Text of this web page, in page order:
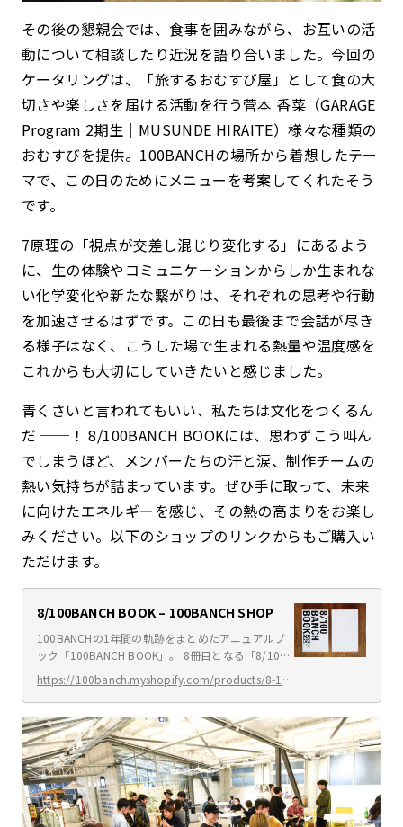
その後の懇親会では、食事を囲みながら、お互いの活
動について相談したり近況を語り合いました。今回の
ケータリングは、「旅するおむすび屋」として食の大
切さや楽しさを届ける活動を行う菅本 香菜（GARAGE
Program 2期生｜MUSUNDE HIRAITE）様々な種類の
おむすびを提供。100BANCHの場所から着想したテー
マで、この日のためにメニューを考案してくれたそう
です。
7原理の「視点が交差し混じり変化する」にあるよう
に、生の体験やコミュニケーションからしか生まれな
い化学変化や新たな繋がりは、それぞれの思考や行動
を加速させるはずです。この日も最後まで会話が尽き
る様子はなく、こうした場で生まれる熱量や温度感を
これからも大切にしていきたいと感じました。
青くさいと言われてもいい、私たちは文化をつくるん
だ ──！ 8/100BANCH BOOKには、思わずこう叫ん
でしまうほど、メンバーたちの汗と涙、制作チームの
熱い気持ちが詰まっています。ぜひ手に取って、未来
に向けたエネルギーを感じ、その熱の高まりをお楽し
みください。以下のショップのリンクからもご購入い
ただけます。
8/100BANCH BOOK – 100BANCH SHOP
100BANCHの1年間の軌跡をまとめたアニュアルブ
ック「100BANCH BOOK」。 8冊目となる「8/100B
ANCH BOOK」は2024年7月〜2025年7月までの活
動を収録しています。 100BANCHの運営に欠かせな
い場の根本と視座を定めた7つの原理が実体化した
エピソードを紹介する「100BANCHの7原理」をは
じめ、日々「未来をつくる実験」に取り組む GARA
GE Programの採択プロジェクトの中から25プロジ
ェクトを紹介した「未来の実験」を掲載。 その他に
も、「渋谷未来博」というコンセプトを掲げ、多様
な未来を一堂に体験できる博覧会として、近隣の方
https://100banch.myshopify.com/products/8-10